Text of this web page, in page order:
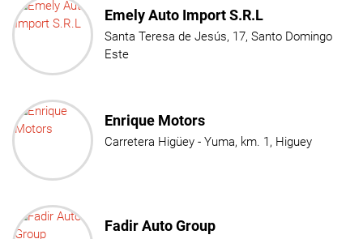
Emely Auto Import S.R.L
Santa Teresa de Jesús, 17, Santo Domingo
Este
Enrique Motors
Carretera Higüey - Yuma, km. 1, Higuey
Fadir Auto Group